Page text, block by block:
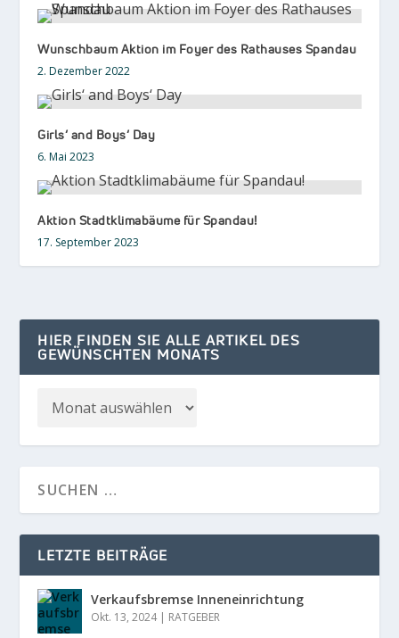
Wunschbaum Aktion im Foyer des Rathauses Spandau
2. Dezember 2022
Girls‘ and Boys‘ Day
6. Mai 2023
Aktion Stadtklimabäume für Spandau!
17. September 2023
HIER FINDEN SIE ALLE ARTIKEL DES
GEWÜNSCHTEN MONATS
LETZTE BEITRÄGE
Verkaufsbremse Inneneinrichtung
Okt. 13, 2024| RATGEBER